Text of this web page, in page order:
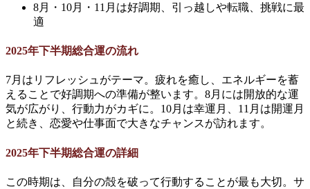
8月・10月・11月は好調期、引っ越しや転職、挑戦に最
適
2025年下半期総合運の流れ
7月はリフレッシュがテーマ。疲れを癒し、エネルギーを蓄
えることで好調期への準備が整います。8月には開放的な運
気が広がり、行動力がカギに。10月は幸運月、11月は開運月
と続き、恋愛や仕事面で大きなチャンスが訪れます。
2025年下半期総合運の詳細
この時期は、自分の殻を破って行動することが最も大切。サ